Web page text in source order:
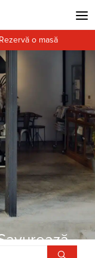
Rezervă o masă